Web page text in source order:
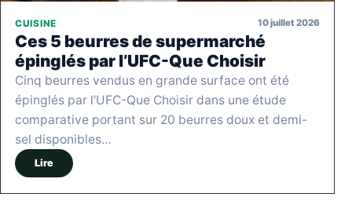
CUISINE 10 juillet 2026
Ces 5 beurres de supermarché
épinglés par l’UFC-Que Choisir
Cinq beurres vendus en grande surface ont été
épinglés par l'UFC-Que Choisir dans une étude
comparative portant sur 20 beurres doux et demi-
sel disponibles…
Lire